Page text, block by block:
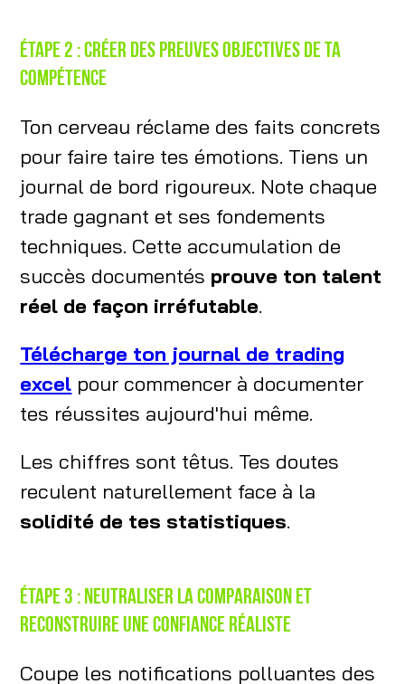
Étape 2 : créer des preuves objectives de ta
compétence
Ton cerveau réclame des faits concrets
pour faire taire tes émotions. Tiens un
journal de bord rigoureux. Note chaque
trade gagnant et ses fondements
techniques. Cette accumulation de
succès documentés prouve ton talent
réel de façon irréfutable.
Télécharge ton journal de trading
excel pour commencer à documenter
tes réussites aujourd'hui même.
Les chiffres sont têtus. Tes doutes
reculent naturellement face à la
solidité de tes statistiques.
Étape 3 : neutraliser la comparaison et
reconstruire une confiance réaliste
Coupe les notifications polluantes des